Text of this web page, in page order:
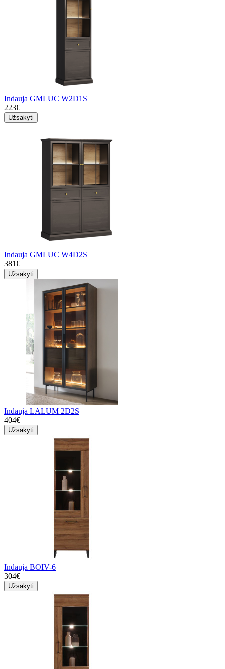
Indauja GMLUC W2D1S
223€
Užsakyti
Indauja GMLUC W4D2S
381€
Užsakyti
Indauja LALUM 2D2S
404€
Užsakyti
Indauja BOIV-6
304€
Užsakyti